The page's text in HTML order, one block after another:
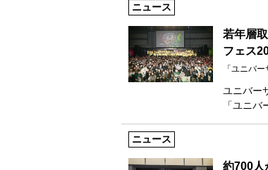
ニュース
若年層
フェス
「ユニバ
ユニバー
「ユニ
ニュース
約700人